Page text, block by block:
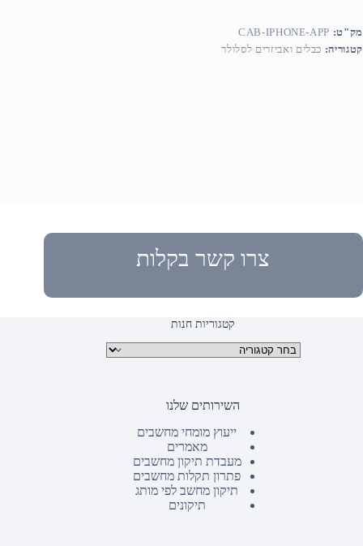
מק"ט: CAB-IPHONE-APP
קטגוריה: כבלים ואביזרים לסלולר
צרו קשר בקלות
קטגוריות חנות
קטגוריות מוצרים
השירותים שלנו
ייעוץ מומחי מחשבים
מאמרים
מעבדת תיקון מחשבים
פתרון תקלות מחשבים
תיקון מחשב לפי מותג
תיקונים